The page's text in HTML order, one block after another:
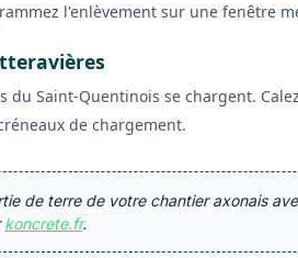
l'enlèvement sur une fenêtre
du Saint-Quentinois se chargent.
de chargement.
de terre de votre chantier axonais
koncrete.fr.